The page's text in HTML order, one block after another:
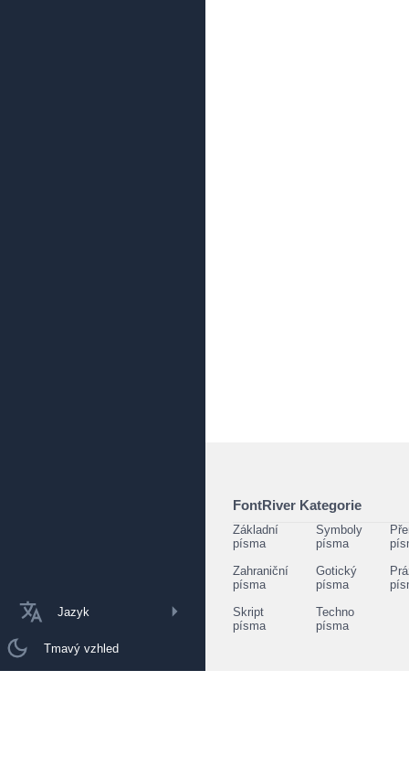
Jazyk
Tmavý vzhled
FontRiver Kategorie
Základní
písma
Symboly
písma
Zahraniční
písma
Gotický
písma
Skript
písma
Techno
písma